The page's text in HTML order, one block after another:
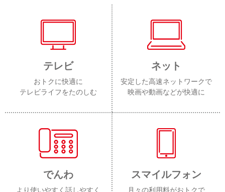
テレビ
おトクに快適に
テレビライフをたのしむ
ネット
安定した高速ネットワークで
映画や動画などが快適に
でんわ
より使いやすく話しやすく
スマイルフォン
月々の利用料がおトクで